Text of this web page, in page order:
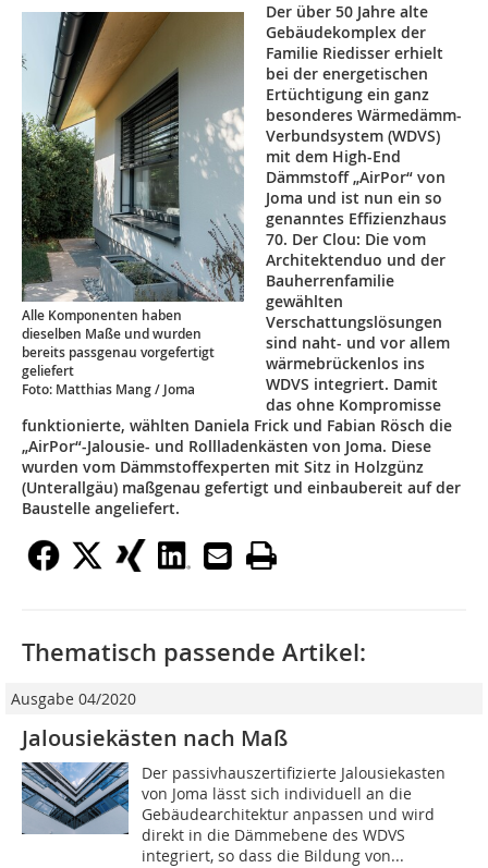
Alle Komponenten haben
dieselben Maße und wurden
bereits passgenau vorgefertigt
geliefert
Foto: Matthias Mang / Joma
Der über 50 Jahre alte
Gebäudekomplex der
Familie Riedisser erhielt
bei der energetischen
Ertüchtigung ein ganz
besonderes Wärmedämm-
Verbundsystem (WDVS)
mit dem High-End
Dämmstoff „AirPor“ von
Joma und ist nun ein so
genanntes Effizienzhaus
70. Der Clou: Die vom
Architektenduo und der
Bauherrenfamilie
gewählten
Verschattungslösungen
sind naht- und vor allem
wärmebrückenlos ins
WDVS integriert. Damit
das ohne Kompromisse
funktionierte, wählten Daniela Frick und Fabian Rösch die
„AirPor“-Jalousie- und Rollladenkästen von Joma. Diese
wurden vom Dämmstoffexperten mit Sitz in Holzgünz
(Unterallgäu) maßgenau gefertigt und einbaubereit auf der
Baustelle angeliefert.
Thematisch passende Artikel:
Ausgabe 04/2020
Jalousiekästen nach Maß
Der passivhauszertifizierte Jalousiekasten
von Joma lässt sich individuell an die
Gebäudearchitektur anpassen und wird
direkt in die Dämmebene des WDVS
integriert, so dass die Bildung von...